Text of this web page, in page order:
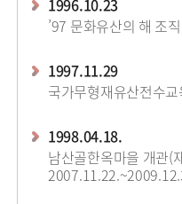
1996.10.23
’97 문화유산의 해 조
1997.11.29
국가무형재유산전수
1998.04.18.
남산골한옥마을 개관(